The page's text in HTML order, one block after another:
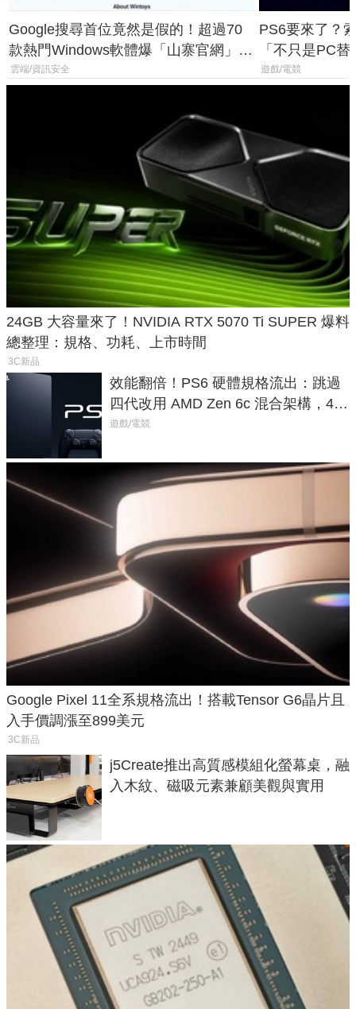
Google搜尋首位竟然是假的！超過70
款熱門Windows軟體爆「山寨官網」危
機
雲端/資訊安全
PS6要來了？
「不只是PC
廳、進軍電競
遊戲/電競
24GB 大容量來了！NVIDIA RTX 5070 Ti SUPER 爆料
總整理：規格、功耗、上市時間
3C新品
效能翻倍！PS6 硬體規格流出：跳過
四代改用 AMD Zen 6c 混合架構，4K
120fps 與全光追時代來臨
遊戲/電競
Google Pixel 11全系規格流出！搭載Tensor G6晶片且
入手價調漲至899美元
3C新品
j5Create推出高質感模組化螢幕桌，融
入木紋、磁吸元素兼顧美觀與實用